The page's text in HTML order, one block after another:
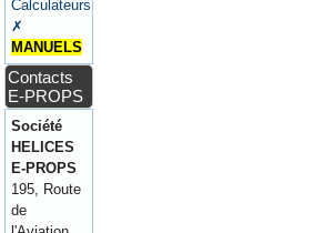
Calculateurs
✗
MANUELS
Contacts
E-PROPS
Société
HELICES
E-PROPS
195, Route
de